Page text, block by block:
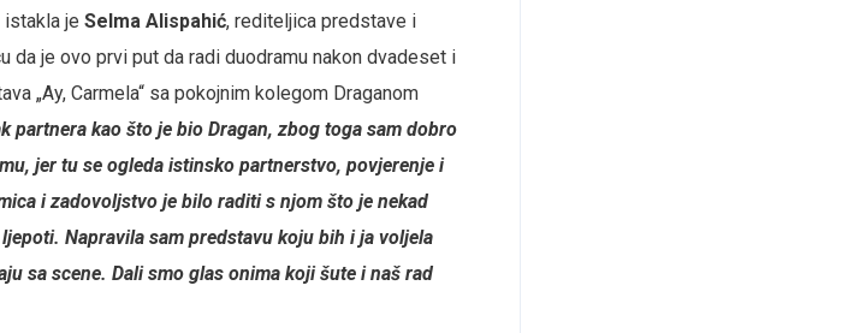
istakla je Selma Alispahić, rediteljica predstave i
da je ovo prvi put da radi duodramu nakon dvadeset i
„Ay, Carmela“ sa pokojnim kolegom Draganom
partnera kao što je bio Dragan, zbog toga sam dobro
jer tu se ogleda istinsko partnerstvo, povjerenje i
i zadovoljstvo je bilo raditi s njom što je nekad
Napravila sam predstavu koju bih i ja voljela
sa scene. Dali smo glas onima koji šute i naš rad